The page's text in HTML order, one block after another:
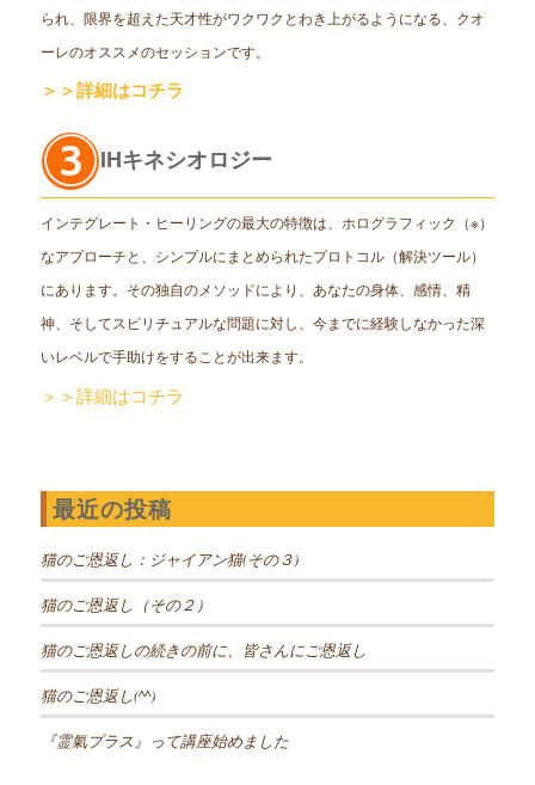
られ、限界を超えた天才性がワクワクとわき上がるようになる、クオ
ーレのオススメのセッションです。
＞＞詳細はコチラ
IHキネシオロジー
インテグレート・ヒーリングの最大の特徴は、ホログラフィック（※）
なアプローチと、シンプルにまとめられたプロトコル（解決ツール）
にあります。その独自のメソッドにより、あなたの身体、感情、精
神、そしてスピリチュアルな問題に対し、今までに経験しなかった深
いレベルで手助けをすることが出来ます。
＞＞詳細はコチラ
最近の投稿
猫のご恩返し：ジャイアン猫(その３)
猫のご恩返し（その２）
猫のご恩返しの続きの前に、皆さんにご恩返し
猫のご恩返し(^^)
『霊氣プラス』って講座始めました